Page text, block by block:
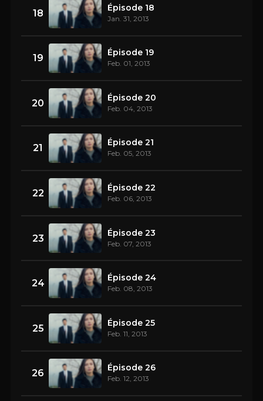
18 Épisode 18
Jan. 31, 2013
19 Épisode 19
Feb. 01, 2013
20 Épisode 20
Feb. 04, 2013
21 Épisode 21
Feb. 05, 2013
22 Épisode 22
Feb. 06, 2013
23 Épisode 23
Feb. 07, 2013
24 Épisode 24
Feb. 08, 2013
25 Épisode 25
Feb. 11, 2013
26 Épisode 26
Feb. 12, 2013